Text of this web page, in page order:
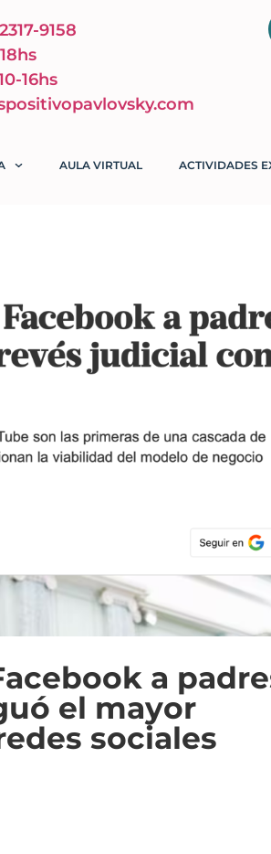
9158
16hs
AULA VIRTUAL ACTIVIDADES
a
el mayor
sociales